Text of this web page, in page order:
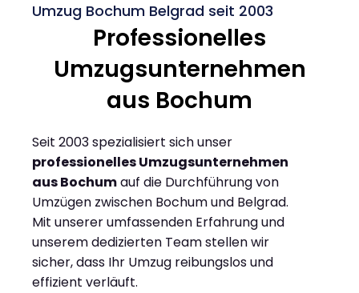
Umzug Bochum Belgrad seit 2003
Professionelles
Umzugsunternehmen
aus Bochum
Seit 2003 spezialisiert sich unser
professionelles Umzugsunternehmen
aus Bochumauf die Durchführung von
Umzügen zwischen Bochum und Belgrad.
Mit unserer umfassenden Erfahrung und
unserem dedizierten Team stellen wir
sicher, dass Ihr Umzug reibungslos und
effizient verläuft.